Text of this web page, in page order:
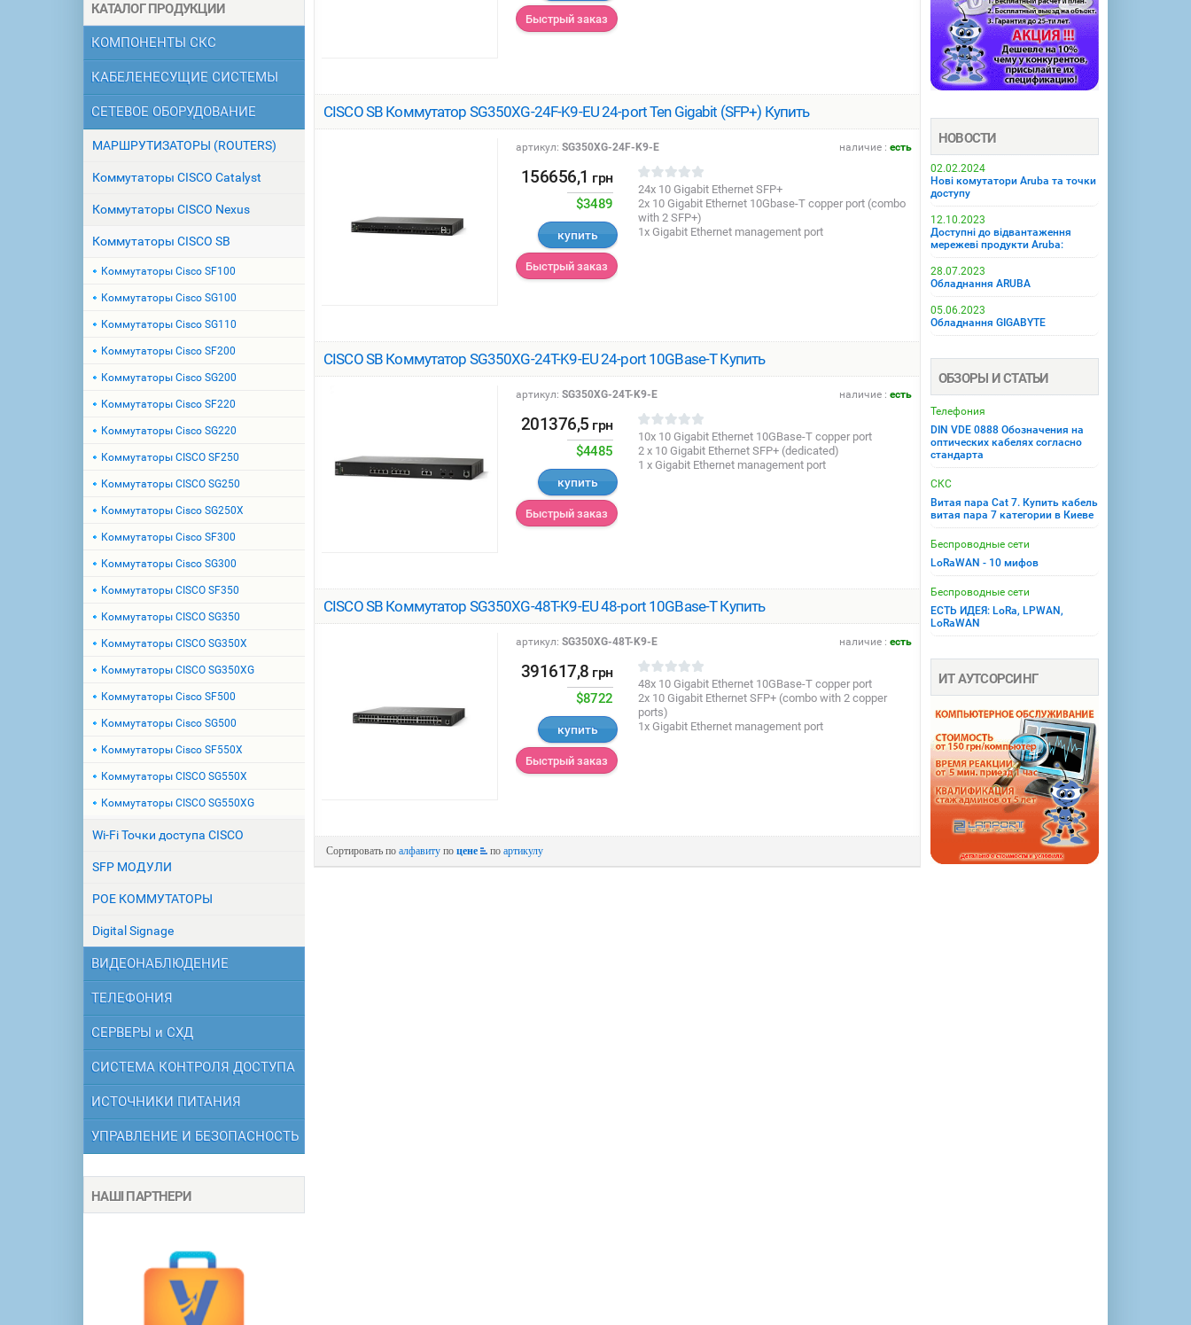
КАТАЛОГ ПРОДУКЦИИ
КОМПОНЕНТЫ СКС
КАБЕЛЕНЕСУЩИЕ СИСТЕМЫ
СЕТЕВОЕ ОБОРУДОВАНИЕ
МАРШРУТИЗАТОРЫ (ROUTERS)
Коммутаторы CISCO Catalyst
Коммутаторы CISCO Nexus
Коммутаторы CISCO SB
Коммутаторы Cisco SF100
Коммутаторы Cisco SG100
Коммутаторы Cisco SG110
Коммутаторы Cisco SF200
Коммутаторы Cisco SG200
Коммутаторы Cisco SF220
Коммутаторы Cisco SG220
Коммутаторы CISCO SF250
Коммутаторы CISCO SG250
Коммутаторы Cisco SG250X
Коммутаторы Cisco SF300
Коммутаторы Cisco SG300
Коммутаторы CISCO SF350
Коммутаторы CISCO SG350
Коммутаторы CISCO SG350X
Коммутаторы CISCO SG350XG
Коммутаторы Cisco SF500
Коммутаторы Cisco SG500
Коммутаторы Cisco SF550X
Коммутаторы CISCO SG550X
Коммутаторы CISCO SG550XG
Wi-Fi Точки доступа CISCO
SFP МОДУЛИ
POE КОММУТАТОРЫ
Digital Signage
ВИДЕОНАБЛЮДЕНИЕ
ТЕЛЕФОНИЯ
СЕРВЕРЫ и СХД
СИСТЕМА КОНТРОЛЯ ДОСТУПА
ИСТОЧНИКИ ПИТАНИЯ
УПРАВЛЕНИЕ И БЕЗОПАСНОСТЬ
НАШІ ПАРТНЕРИ
Быстрый заказ
CISCO SB Коммутатор SG350XG-24F-K9-EU 24-port Ten Gigabit (SFP+) Купить
наличие :есть
артикул:SG350XG-24F-K9-E
156656,1 грн
$3489
купить
Быстрый заказ
24x 10 Gigabit Ethernet SFP+
2x 10 Gigabit Ethernet 10Gbase-T copper port (combo
with 2 SFP+)
1x Gigabit Ethernet management port
CISCO SB Коммутатор SG350XG-24T-K9-EU 24-port 10GBase-T Купить
наличие :есть
артикул:SG350XG-24T-K9-E
201376,5 грн
$4485
купить
Быстрый заказ
10x 10 Gigabit Ethernet 10GBase-T copper port
2 x 10 Gigabit Ethernet SFP+ (dedicated)
1 x Gigabit Ethernet management port
CISCO SB Коммутатор SG350XG-48T-K9-EU 48-port 10GBase-T Купить
наличие :есть
артикул:SG350XG-48T-K9-E
391617,8 грн
$8722
купить
Быстрый заказ
48x 10 Gigabit Ethernet 10GBase-T copper port
2x 10 Gigabit Ethernet SFP+ (combo with 2 copper
ports)
1x Gigabit Ethernet management port
Сортировать поалфавиту поцене поартикулу
НОВОСТИ
02.02.2024
Нові комутатори Aruba та точки
доступу
12.10.2023
Доступні до відвантаження
мережеві продукти Aruba:
28.07.2023
Обладнання ARUBA
05.06.2023
Обладнання GIGABYTE
ОБЗОРЫ И СТАТЬИ
Телефония
DIN VDE 0888 Обозначения на
оптических кабелях согласно
стандарта
СКС
Витая пара Cat 7. Купить кабель
витая пара 7 категории в Киеве
Беспроводные сети
LoRaWAN - 10 мифов
Беспроводные сети
ЕСТЬ ИДЕЯ: LoRa, LPWAN,
LoRaWAN
ИТ АУТСОРСИНГ